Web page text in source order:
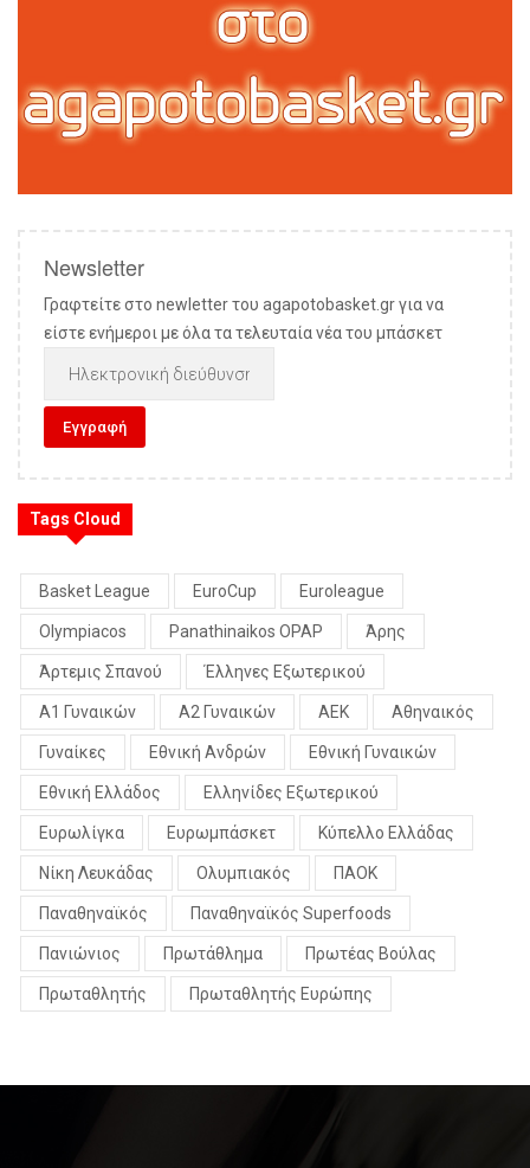
Newsletter
Γραφτείτε στο newletter του agapotobasket.gr για να
είστε ενήμεροι με όλα τα τελευταία νέα του μπάσκετ
Tags Cloud
Basket League EuroCup Euroleague
Olympiacos Panathinaikos OPAP Άρης
Άρτεμις Σπανού Έλληνες Εξωτερικού
Α1 Γυναικών Α2 Γυναικών ΑΕΚ Αθηναικός
Γυναίκες Εθνική Ανδρών Εθνική Γυναικών
Εθνική Ελλάδος Ελληνίδες Εξωτερικού
Ευρωλίγκα Ευρωμπάσκετ Κύπελλο Ελλάδας
Νίκη Λευκάδας Ολυμπιακός ΠΑΟΚ
Παναθηναϊκός Παναθηναϊκός Superfoods
Πανιώνιος Πρωτάθλημα Πρωτέας Βούλας
Πρωταθλητής Πρωταθλητής Ευρώπης